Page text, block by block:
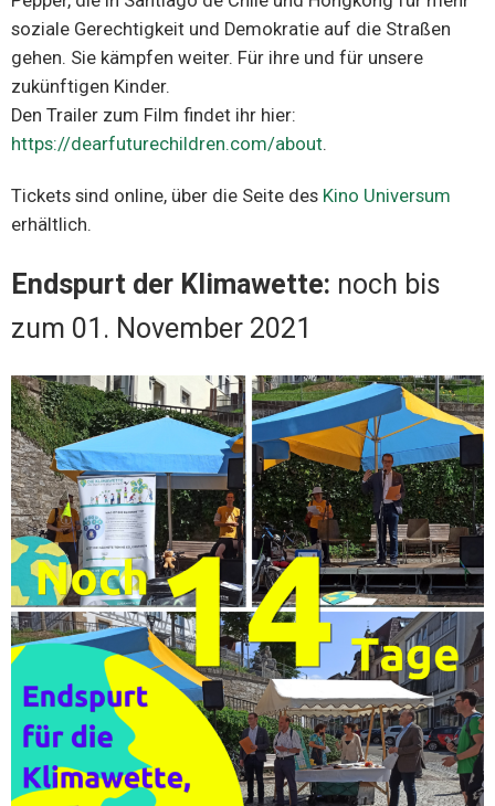
soziale Gerechtigkeit und Demokratie auf die Straßen
gehen. Sie kämpfen weiter. Für ihre und für unsere
zukünftigen Kinder.
Den Trailer zum Film findet ihr hier:
https://dearfuturechildren.com/about.
Tickets sind online, über die Seite des Kino Universum
erhältlich.
Endspurt der Klimawette: noch bis
zum 01. November 2021